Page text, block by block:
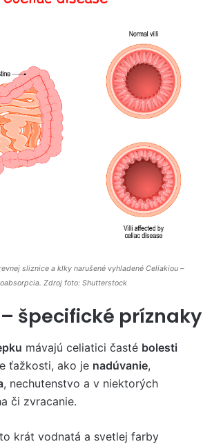
sliznice a klky narušené vyhladené Celiakiou –
Zdroj foto: Shutterstock
špecifické príznaky
mávajú celiatici časté bolesti
ťažkosti, ako je nadúvanie,
, nechutenstvo a v niektorých
či zvracanie.
krát vodnatá a svetlej farby